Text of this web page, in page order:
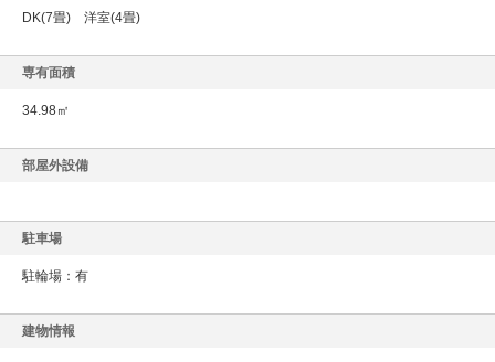
DK(7畳) 洋室(4畳)
専有面積
34.98㎡
部屋外設備
駐車場
駐輪場：有
建物情報